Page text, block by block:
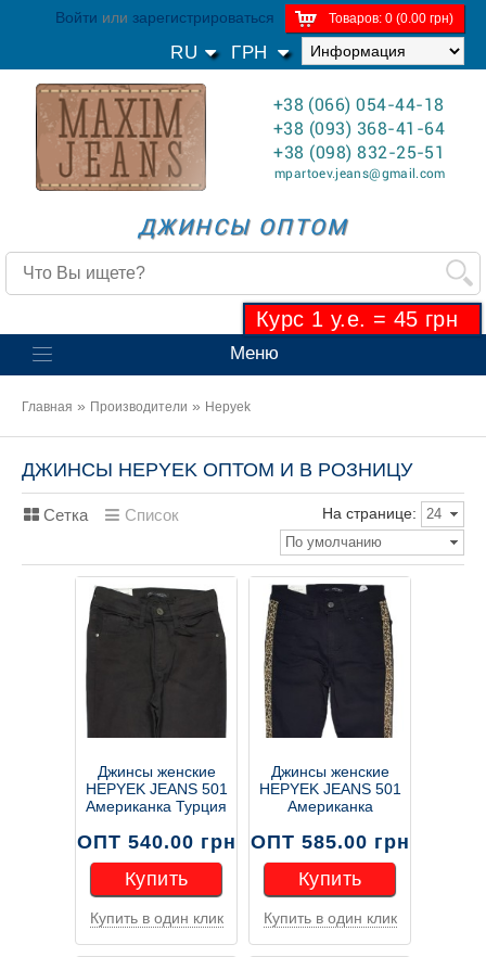
Товаров: 0 (0.00 грн)
Войти или зарегистрироваться
ГРН
RU
ДЖИНСЫ ОПТОМ
+38 (066) 054-44-18
+38 (093) 368-41-64
+38 (098) 832-25-51
mpartoev.jeans@gmail.com
Курс 1 у.е. = 45 грн
Меню
Главная » Производители » Hepyek
ДЖИНСЫ HEPYEK ОПТОМ И В РОЗНИЦУ
Сетка Список На странице:
24
По умолчанию
Джинсы женские
HEPYEK JEANS 501
Американка Турция
ОПТ 540.00 грн
Купить
Купить
Купить в один клик
Джинсы женские
HEPYEK JEANS 501
Американка
ОПТ 585.00 грн
Купить
Купить
Купить в один клик